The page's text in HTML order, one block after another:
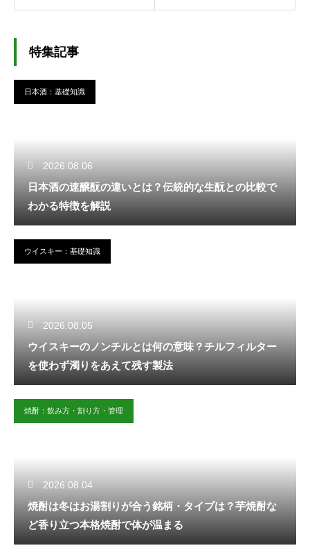
特集記事
日本酒：基礎知識
2026.08.06
日本酒の速醸酛の違いとは？伝統的な生酛との比較で
わかる特徴を解説
ウイスキー：基礎知識
2026.08.05
ウイスキーのノンチルとは何の意味？チルフィルター
を使わず濁りをあえて残す製法
焼酎：飲み方・割り方・管理
2026.08.04
焼酎は冬はお湯割りが合う銘柄・タイプは？芋焼酎な
ど香り立つ本格焼酎で体が温まる